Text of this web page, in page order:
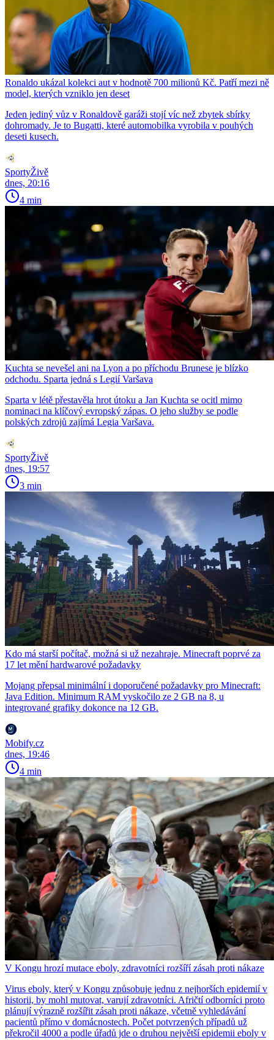
Ronaldo ukázal kolekci aut v hodnotě 700 milionů Kč. Patří mezi ně
model, kterých vzniklo jen deset
Jeden jediný vůz v Ronaldově garáži stojí víc než zbytek sbírky
dohromady. Je to Bugatti, které automobilka vyrobila v pouhých
deseti kusech.
SportyŽivě
dnes, 20:16
4 min
Kuchta se nevešel ani na Lyon a po příchodu Brunese je blízko
odchodu. Sparta jedná s Legií Varšava
Sparta v létě přestavěla hrot útoku a Jan Kuchta se ocitl mimo
nominaci na klíčový evropský zápas. O jeho služby se podle
polských zdrojů zajímá Legia Varšava.
SportyŽivě
dnes, 19:57
3 min
Kdo má starší počítač, možná si už nezahraje. Minecraft poprvé za
17 let mění hardwarové požadavky
Mojang přepsal minimální i doporučené požadavky pro Minecraft:
Java Edition. Minimum RAM vyskočilo ze 2 GB na 8, u
integrované grafiky dokonce na 12 GB.
Mobify.cz
dnes, 19:46
4 min
V Kongu hrozí mutace eboly, zdravotníci rozšíří zásah proti nákaze
Virus eboly, který v Kongu způsobuje jednu z nejhorších epidemií v
historii, by mohl mutovat, varují zdravotníci. Afričtí odborníci proto
plánují výrazně rozšířit zásah proti nákaze, včetně vyhledávání
pacientů přímo v domácnostech. Počet potvrzených případů už
překročil 4000 a podle úřadů jde o druhou největší epidemii eboly v